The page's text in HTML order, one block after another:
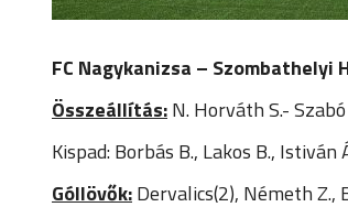
FC Nagykanizsa – Szombathelyi
Összeállítás:N. Horváth S.-
Kispad: Borbás B., Lakos B., Istiván
Góllövők:Dervalics(2), Németh Z.,